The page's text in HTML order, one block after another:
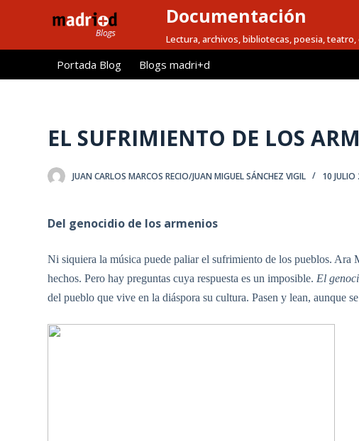
l
Documentación
Lectura, archivos, bibliotecas, poesia,
Portada Blog Blogs madri+d
EL SUFRIMIENTO DE LOS
JUAN CARLOS MARCOS RECIO/JUAN MIGUEL SÁNCHEZ VIGIL 10 JULIO
Del genocidio de los armenios
Ni siquiera la música puede paliar el sufrimiento de los pueblos.
hechos. Pero hay preguntas cuya respuesta es un imposible.El
del pueblo que vive en la diáspora su cultura. Pasen y lean, aunque